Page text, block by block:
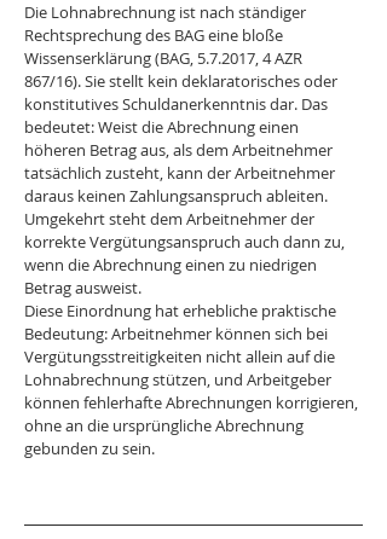
Die Lohnabrechnung ist nach ständiger
Rechtsprechung des BAG eine bloße
Wissenserklärung (BAG, 5.7.2017, 4 AZR
867/16). Sie stellt kein deklaratorisches oder
konstitutives Schuldanerkenntnis dar. Das
bedeutet: Weist die Abrechnung einen
höheren Betrag aus, als dem Arbeitnehmer
tatsächlich zusteht, kann der Arbeitnehmer
daraus keinen Zahlungsanspruch ableiten.
Umgekehrt steht dem Arbeitnehmer der
korrekte Vergütungsanspruch auch dann zu,
wenn die Abrechnung einen zu niedrigen
Betrag ausweist.
Diese Einordnung hat erhebliche praktische
Bedeutung: Arbeitnehmer können sich bei
Vergütungsstreitigkeiten nicht allein auf die
Lohnabrechnung stützen, und Arbeitgeber
können fehlerhafte Abrechnungen korrigieren,
ohne an die ursprüngliche Abrechnung
gebunden zu sein.